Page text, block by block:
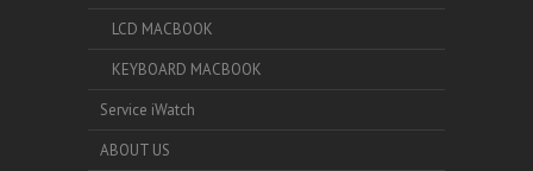
LCD MACBOOK
KEYBOARD MACBOOK
Service iWatch
ABOUT US